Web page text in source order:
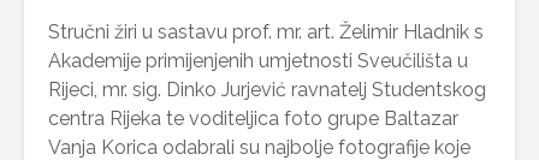
Stručni žiri u sastavu prof. mr. art. Želimir Hladnik s
Akademije primijenjenih umjetnosti Sveučilišta u
Rijeci, mr. sig. Dinko Jurjević ravnatelj Studentskog
centra Rijeka te voditeljica foto grupe Baltazar
Vanja Korica odabrali su najbolje fotografije koje